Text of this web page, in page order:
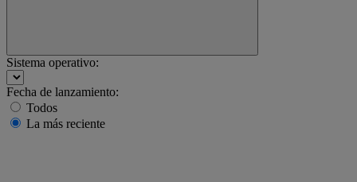
Sistema operativo:
Fecha de lanzamiento:
Todos
La más reciente